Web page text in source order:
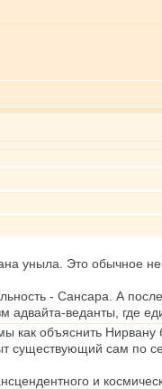
уныла. Это обычное
- Сансара. А
веданты, где
объяснить Нирвану
существующий сам по
и